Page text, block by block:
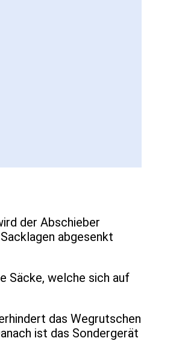
der Abschieber
abgesenkt
Säcke, welche sich auf
das Wegrutschen
ist das Sondergerät